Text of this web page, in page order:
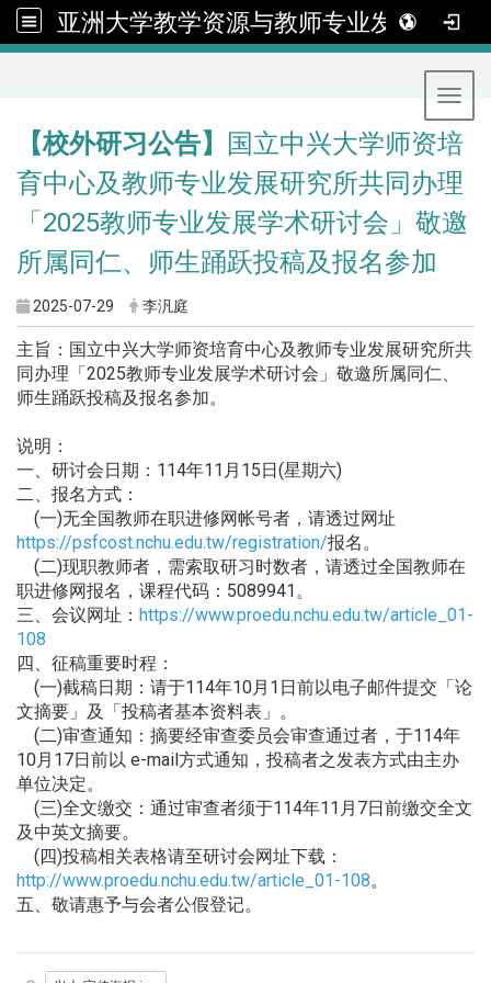
亚洲大学教学资源与教师专业发展中心
【校外研习公告】
国立中兴大学师资培
育中心及教师专业发展研究所共同办理
「2025教师专业发展学术研讨会」敬邀
所属同仁、师生踊跃投稿及报名参加
2025-07-29 李汎庭
主旨：国立中兴大学师资培育中心及教师专业发展研究所共
同办理「2025教师专业发展学术研讨会」敬邀所属同仁、
师生踊跃投稿及报名参加。
说明：
一、研讨会日期：114年11月15日(星期六)
二、报名方式：
(一)无全国教师在职进修网帐号者，请透过网址
https://psfcost.nchu.edu.tw/registration/报名。
(二)现职教师者，需索取研习时数者，请透过全国教师在
职进修网报名，课程代码：5089941。
三、会议网址： https://www.proedu.nchu.edu.tw/article_01-
108
四、征稿重要时程：
(一)截稿日期：请于114年10月1日前以电子邮件提交「论
文摘要」及「投稿者基本资料表」。
(二)审查通知：摘要经审查委员会审查通过者，于114年
10月17日前以 e-mail方式通知，投稿者之发表方式由主办
单位决定。
(三)全文缴交：通过审查者须于114年11月7日前缴交全文
及中英文摘要。
(四)投稿相关表格请至研讨会网址下载：
http://www.proedu.nchu.edu.tw/article_01-108。
五、敬请惠予与会者公假登记。